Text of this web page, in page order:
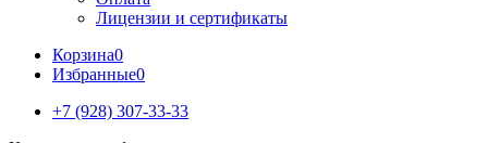
Лицензии и сертификаты
Корзина0
Избранные0
+7 (928) 307-33-33